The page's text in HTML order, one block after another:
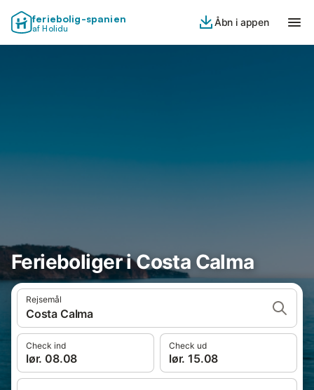
feriebolig-spanien
af Holidu
Åbn i appen
Ferieboliger i Costa Calma
Rejsemål
Costa Calma
Check ind
lør. 08.08
Check ud
lør. 15.08